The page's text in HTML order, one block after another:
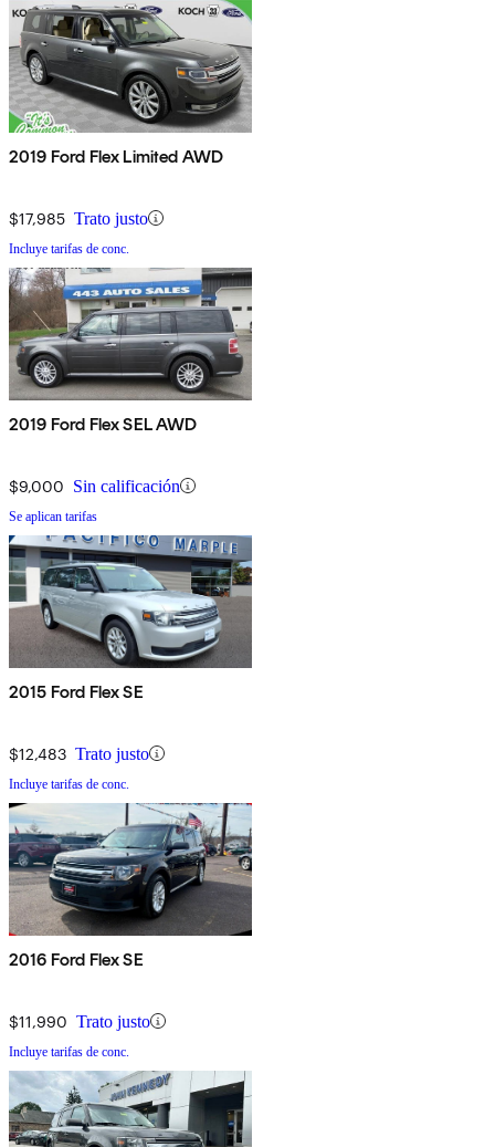
2019 Ford Flex Limited AWD
$17,985 Trato justo
Incluye tarifas de conc.
2019 Ford Flex SEL AWD
$9,000 Sin calificación
Se aplican tarifas
2015 Ford Flex SE
$12,483 Trato justo
Incluye tarifas de conc.
2016 Ford Flex SE
$11,990 Trato justo
Incluye tarifas de conc.